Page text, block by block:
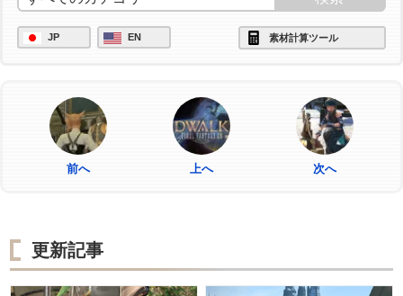
JP EN 素材計算ツール
前へ 上へ 次へ
更新記事